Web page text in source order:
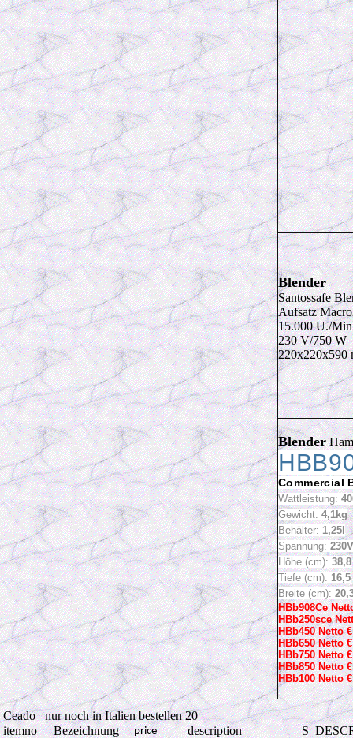
Blender
Santossafe
Aufsatz
15.000 U./
230 V/750 W
220x220x590
Blender
Commercial
Wattleistung:
Gewicht: 4,1kg
Behälter: 1,25l
Spannung:
Höhe (cm): 38,8
Tiefe (cm): 16,5
Breite (cm):
HBb908Ce
HBb250sce
HBb450 Netto
HBb650 Netto
HBb750 Netto
HBb850 Netto
HBb100 Netto
Ceado nur noch in Italien bestellen 20
itemno
Bezeichnung price description